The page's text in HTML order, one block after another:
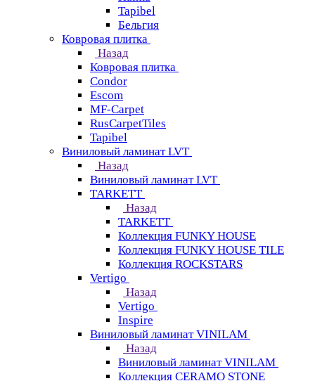
Tapibel
Бельгия
Ковровая плитка
Назад
Ковровая плитка
Condor
Escom
MF-Carpet
RusCarpetTiles
Tapibel
Виниловый ламинат LVT
Назад
Виниловый ламинат LVT
TARKETT
Назад
TARKETT
Коллекция FUNKY HOUSE
Коллекция FUNKY HOUSE TILE
Коллекция ROCKSTARS
Vertigo
Назад
Vertigo
Inspire
Виниловый ламинат VINILAM
Назад
Виниловый ламинат VINILAM
Коллекция CERAMO STONE